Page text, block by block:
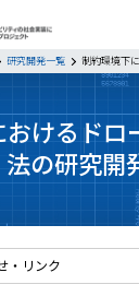
研究開発一覧 制約環境下
けるドロ
法の研究開
・リンク